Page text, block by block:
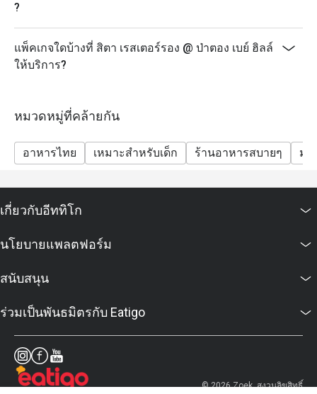
?
แพ็คเกจใดบ้างที่ สิตา เรสเตอร์รอง @ ป่าตอง เบย์ ฮิลล์
ให้บริการ?
หมวดหมู่ที่คล้ายกัน
อาหารไทย เหมาะสำหรับเด็ก ร้านอาหารสบายๆ มัง
เกี่ยวกับอีททิโก
นโยบายแพลตฟอร์ม
สนับสนุน
ร่วมเป็นพันธมิตรกับ Eatigo
© 2026 Zoek. สงวนลิขสิทธิ์